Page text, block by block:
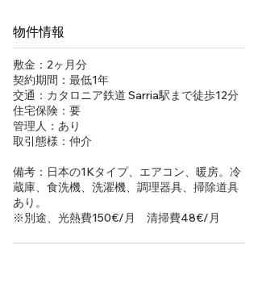
物件情報
敷金：2ヶ月分
契約期間：最低1年
交通：カタロニア鉄道 Sarria駅まで徒歩12分
住宅保険：要
管理人：あり
取引態様：仲介
備考：日本の1Kタイプ、エアコン、暖房。冷
蔵庫、食洗機、洗濯機、調理器具、掃除道具
あり。
※別途、光熱費150€/月 清掃費48€/月